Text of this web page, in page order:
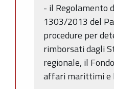
- il Regolamento
1303/2013 del
procedure per
rimborsati dagli
regionale, il
affari marittimi e